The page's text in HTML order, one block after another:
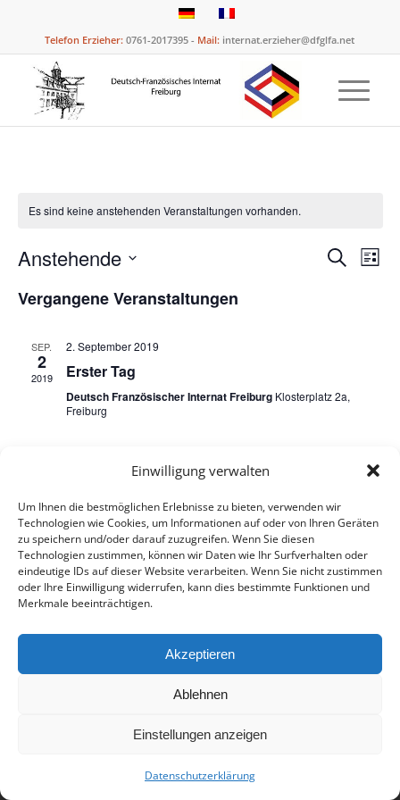
Einwilligung verwalten
Um Ihnen die bestmöglichen Erlebnisse zu bieten, verwenden wir
Technologien wie Cookies, um Informationen auf oder von Ihren Geräten
zu speichern und/oder darauf zuzugreifen. Wenn Sie diesen
Technologien zustimmen, können wir Daten wie Ihr Surfverhalten oder
eindeutige IDs auf dieser Website verarbeiten. Wenn Sie nicht zustimmen
oder Ihre Einwilligung widerrufen, kann dies bestimmte Funktionen und
Merkmale beeinträchtigen.
Akzeptieren
Ablehnen
Einstellungen anzeigen
Datenschutzerklärung
Telefon Erzieher: 0761-2017395 - Mail: internat.erzieher@dfglfa.net
Es sind keine anstehenden Veranstaltungen vorhanden.
SucheListe
Anstehende
wählen.
Vergangene Veranstaltungen
SEP.
2
2019
2. September 2019
Erster Tag
Deutsch Französischer Internat Freiburg Klosterplatz 2a,
Freiburg
Ausflug Integrationstag
SEP.
3
2018
3. September 2018
Einladung zum 1. Internatstag
© 2017 - Deutsch-Französisches Internat Freiburg - Realisiert von
Datenschutzerklärung